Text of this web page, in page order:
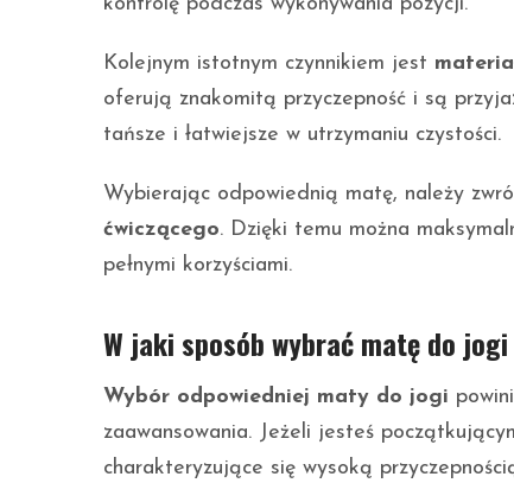
kontrolę podczas wykonywania pozycji.
Kolejnym istotnym czynnikiem jest
oferują znakomitą przyczepność i są
tańsze i łatwiejsze w utrzymaniu czystości.
Wybierając odpowiednią matę, należy
ćwiczącego. Dzięki temu można
pełnymi korzyściami.
W jaki sposób wybrać matę do
Wybór odpowiedniej maty do jogi
zaawansowania. Jeżeli jesteś
charakteryzujące się wysoką